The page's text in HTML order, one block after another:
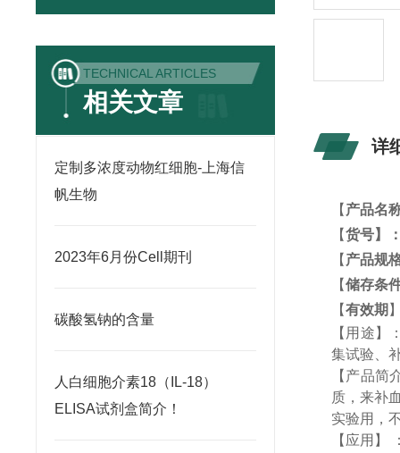
TECHNICAL ARTICLES
相关文章
定制多浓度动物红细胞-上海信
帆生物
2023年6月份Cell期刊
碳酸氢钠的含量
人白细胞介素18（IL-18）
ELISA试剂盒简介！
详
【 产品名
【货号】
【 产品规
【储存条
【有效期
【用途】
集试验、
【产品简
质，来补
实验用，
【应用】